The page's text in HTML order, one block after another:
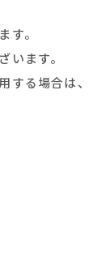
す。
います。
する場合は、